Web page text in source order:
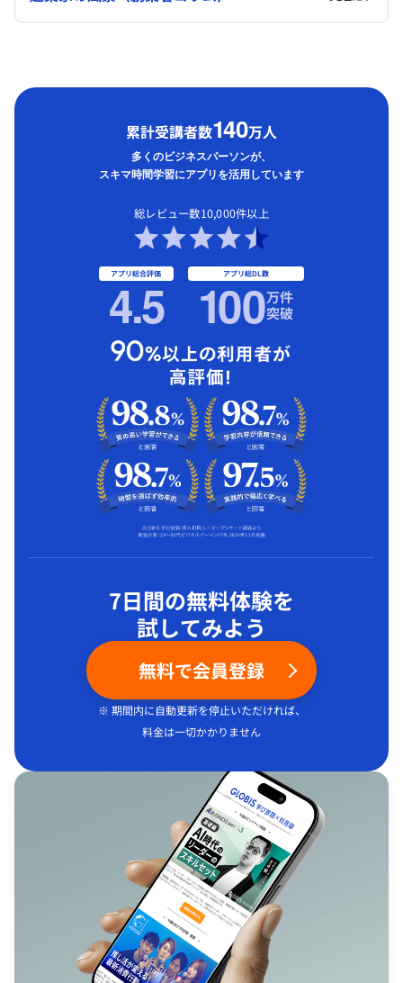
累計受講者数140万人
多くのビジネスパーソンが、
スキマ時間学習にアプリを活用しています
総レビュー数10,000件以上
アプリ総合評価
4.5 アプリ総DL数
100万件
突破
7日間の無料体験を
試してみよう
無料で会員登録
※ 期間内に自動更新を停止いただければ、
料金は一切かかりません